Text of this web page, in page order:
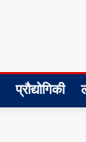
प्रौद्योगिकी